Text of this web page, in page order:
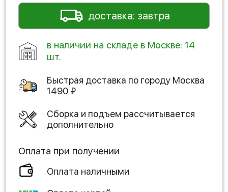
доставка: завтра
в наличии на складе в Москве: 14
шт.
Быстрая доставка по городу Москва
1490 ₽
Сборка и подъем рассчитывается
дополнительно
Оплата при получении
Оплата наличными